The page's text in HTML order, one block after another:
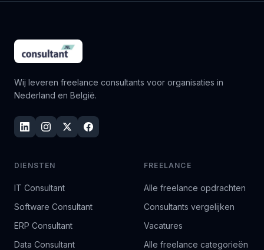
Wij leveren freelance consultants voor organisaties in
Nederland en België.
DIENSTEN
IT Consultant
Software Consultant
ERP Consultant
Data Consultant
FREELANCE
Alle freelance opdrachten
Consultants vergelijken
Vacatures
Alle freelance categorieën